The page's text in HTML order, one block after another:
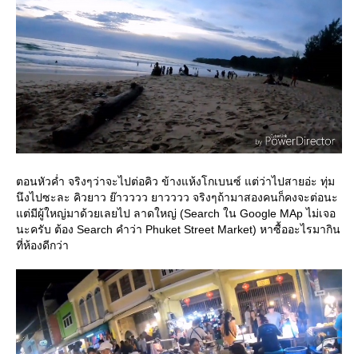
ตอนหัวค่ำ จริงๆว่าจะไปต่อคิว ข้างแห้งโกเบนซ์ แต่ว่าไปสายอ่ะ ทุ่ม
นึงไปซะละ คิวยาว ย๊าวววว ยาวววว จริงๆถ้ามาสองคนก็คงจะต่อนะ
ต่มีผู้ใหญ่มาด้วยเลยไป ลาดใหญ่ (Search ใน Google MAp ไม่เจอ
นะครับ ต้อง Search คำว่า Phuket Street Market) หาซื้ออะไรมากิน
ที่ห้องดีกว่า